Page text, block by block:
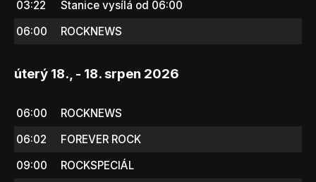
03:22
Stanice vysílá od 06:00
06:00
ROCKNEWS
úterý 18., - 18. srpen 2026
06:00
ROCKNEWS
06:02
FOREVER ROCK
09:00
ROCKSPECIÁL